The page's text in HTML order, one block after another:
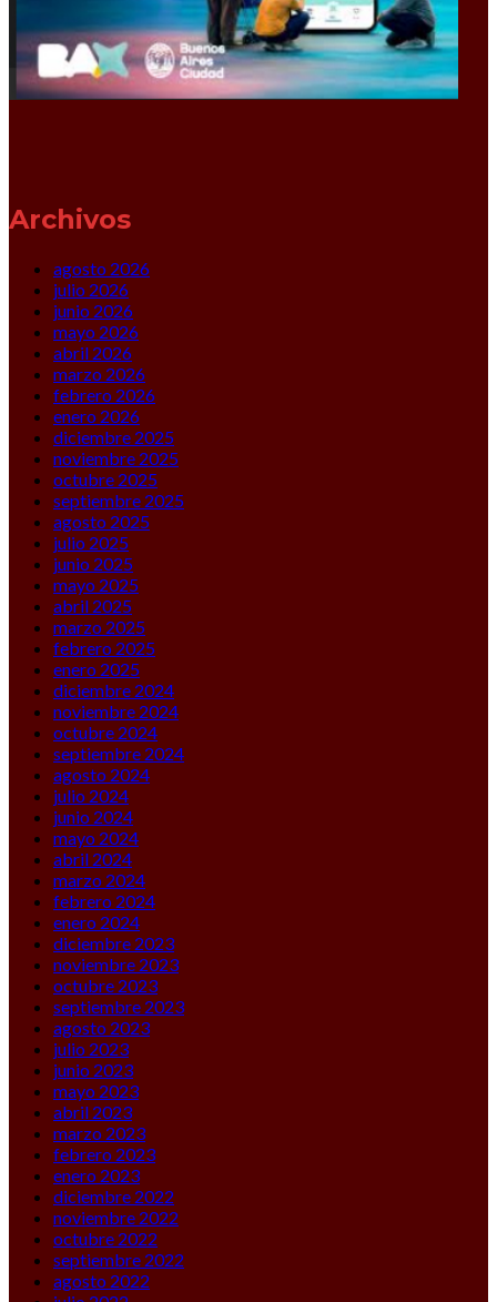
Archivos
agosto 2026
julio 2026
junio 2026
mayo 2026
abril 2026
marzo 2026
febrero 2026
enero 2026
diciembre 2025
noviembre 2025
octubre 2025
septiembre 2025
agosto 2025
julio 2025
junio 2025
mayo 2025
abril 2025
marzo 2025
febrero 2025
enero 2025
diciembre 2024
noviembre 2024
octubre 2024
septiembre 2024
agosto 2024
julio 2024
junio 2024
mayo 2024
abril 2024
marzo 2024
febrero 2024
enero 2024
diciembre 2023
noviembre 2023
octubre 2023
septiembre 2023
agosto 2023
julio 2023
junio 2023
mayo 2023
abril 2023
marzo 2023
febrero 2023
enero 2023
diciembre 2022
noviembre 2022
octubre 2022
septiembre 2022
agosto 2022